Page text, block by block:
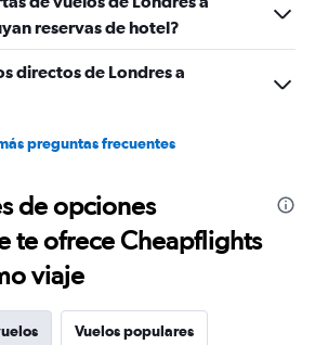
reservas de hotel?
directos de Londres a
preguntas frecuentes
de opciones
te ofrece Cheapflights
viaje
Vuelos populares